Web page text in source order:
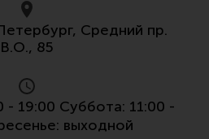
Средний пр.
В.О., 85
- 19:00 Суббота: 11:00 -
выходной